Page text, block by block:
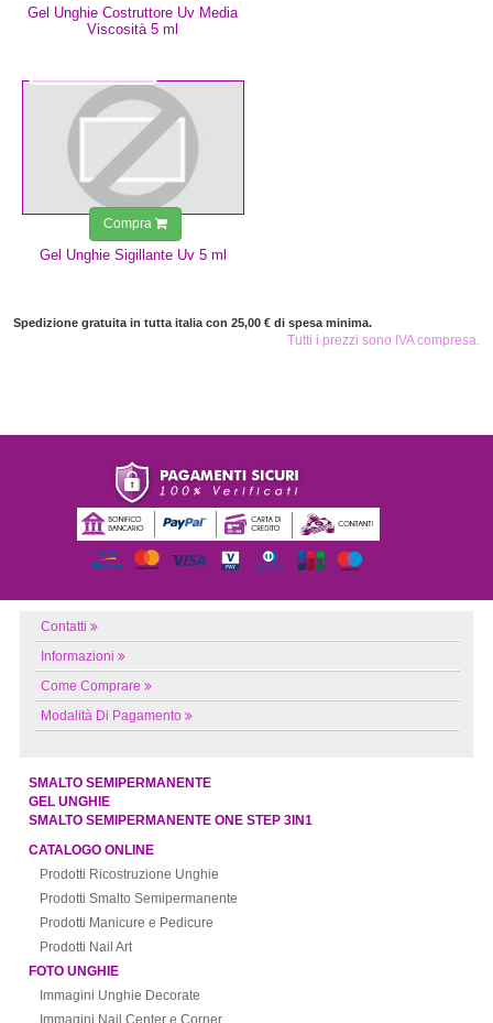
Gel Unghie Costruttore Uv Media
Viscosità 5 ml
Gel Unghie Sigillante Uv 5 ml
Compra
Spedizione gratuita in tutta italia con 25,00 € di spesa minima.
Tutti i prezzi sono IVA compresa.
Contatti
Informazioni
Come Comprare
Modalità Di Pagamento
SMALTO SEMIPERMANENTE
GEL UNGHIE
SMALTO SEMIPERMANENTE ONE STEP 3IN1
CATALOGO ONLINE
Prodotti Ricostruzione Unghie
Prodotti Smalto Semipermanente
Prodotti Manicure e Pedicure
Prodotti Nail Art
FOTO UNGHIE
Immagini Unghie Decorate
Immagini Nail Center e Corner